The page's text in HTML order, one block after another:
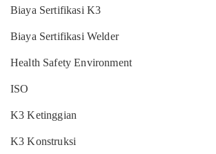
Biaya Sertifikasi K3
Biaya Sertifikasi Welder
Health Safety Environment
ISO
K3 Ketinggian
K3 Konstruksi